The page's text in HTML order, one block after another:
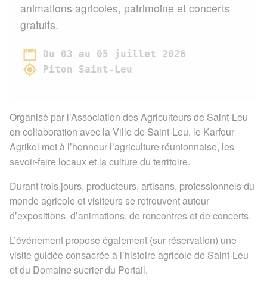
animations agricoles, patrimoine et concerts
gratuits.
Du 03 au 05 juillet 2026
Piton Saint-Leu
Organisé par l’Association des Agriculteurs de Saint-Leu
en collaboration avec la Ville de Saint-Leu, le Karfour
Agrikol met à l’honneur l’agriculture réunionnaise, les
savoir-faire locaux et la culture du territoire.
Durant trois jours, producteurs, artisans, professionnels du
monde agricole et visiteurs se retrouvent autour
d’expositions, d’animations, de rencontres et de concerts.
L’événement propose également (sur réservation) une
visite guidée consacrée à l’histoire agricole de Saint-Leu
et du Domaine sucrier du Portail.